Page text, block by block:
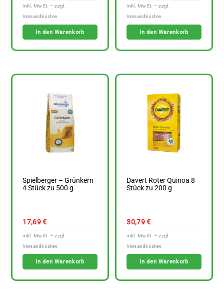
In den Warenkorb In den Warenkorb
Spielberger – Grünkern
4 Stück zu 500 g
17,69€
In den Warenkorb
Davert Roter Quinoa 8
Stück zu 200 g
30,79€
In den Warenkorb